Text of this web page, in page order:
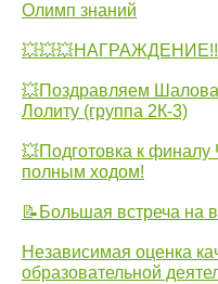
Олимп знаний
💥Поздравляем
Лолиту (группа 2К-3)
💥Подготовка к
полным ходом!
📝Большая встреча на
Независимая оценка
образовательной